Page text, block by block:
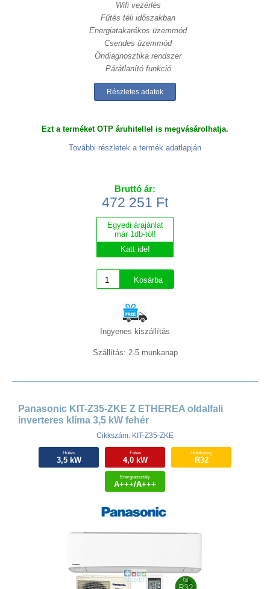
Wifi vezérlés
Fűtés téli időszakban
Energiatakarékos üzemmód
Csendes üzemmód
Öndiagnosztika rendszer
Párátlanító funkció
Részletes adatok
Ezt a terméket OTP áruhitellel is megvásárolhatja.
További részletek a termék adatlapján
Bruttó ár:
472 251 Ft
Egyedi árajánlat
már 1db-tól!
Katt ide!
Ingyenes kiszállítás
Szállítás: 2-5 munkanap
Panasonic KIT-Z35-ZKE Z ETHEREA oldalfali
inverteres klíma 3,5 kW fehér
Cikkszám: KIT-Z35-ZKE
Hűtés
3,5 kW
Fűtés
4,0 kW
Hűtőközeg
R32
Energiaosztály
A+++/A+++